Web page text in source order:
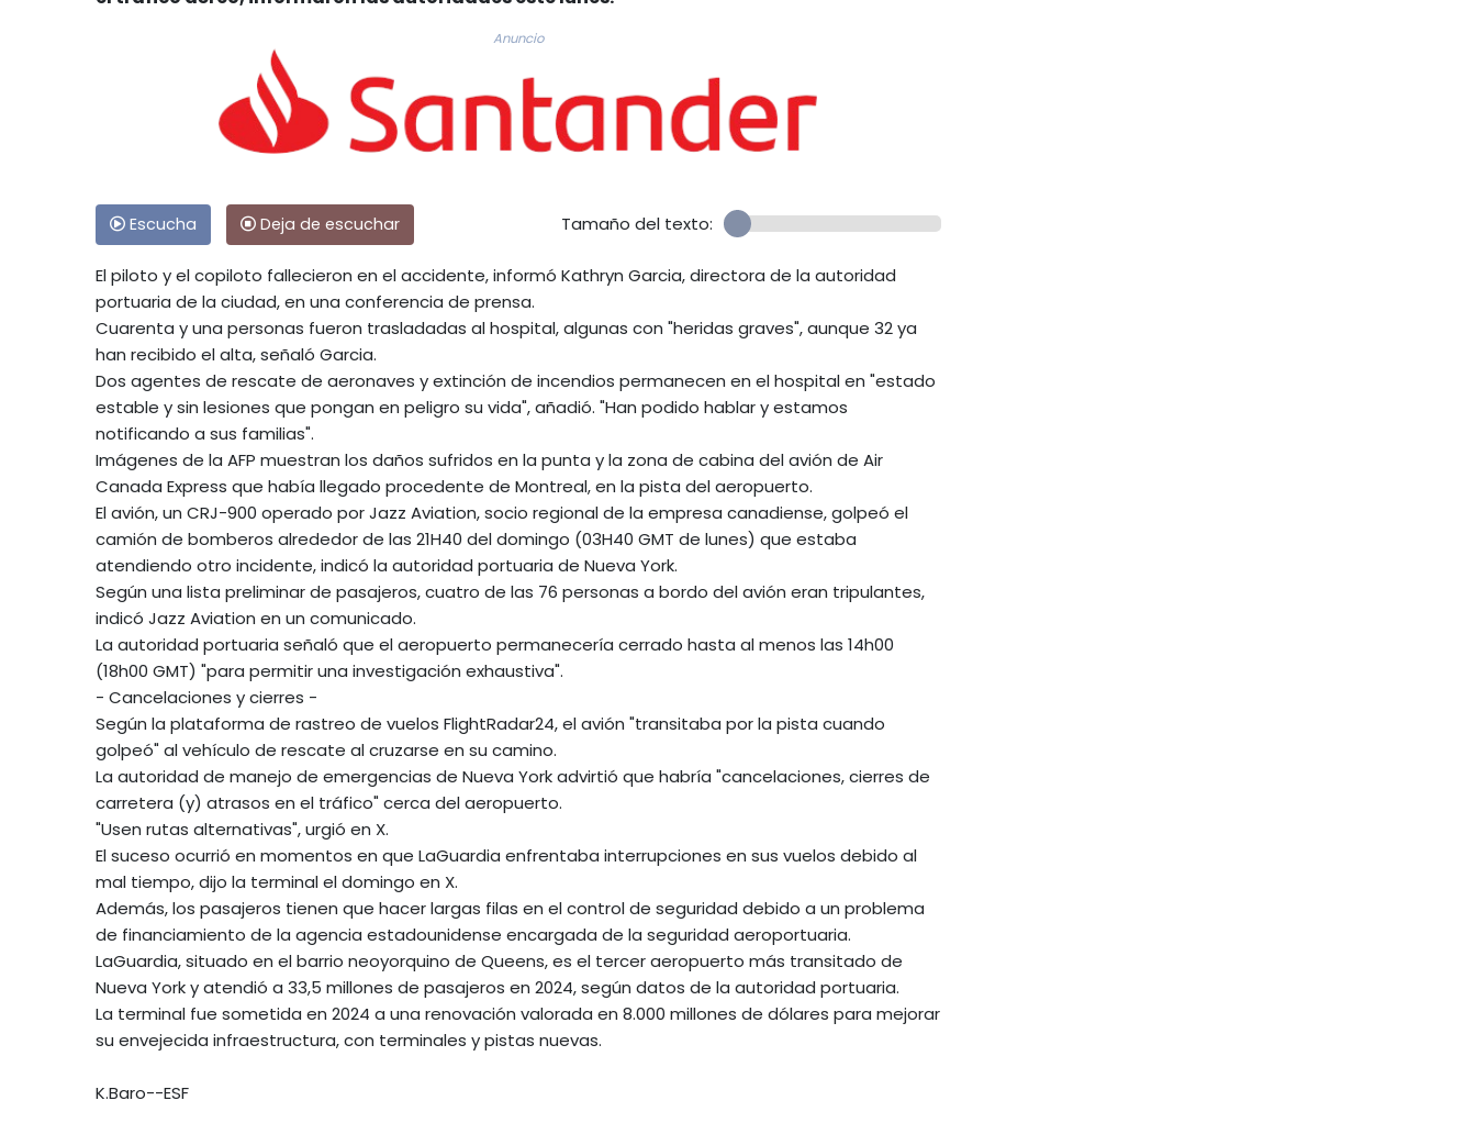
Anuncio
Escucha Deja de escuchar Tamaño del texto:
El piloto y el copiloto fallecieron en el accidente, informó Kathryn Garcia, directora de la autoridad
portuaria de la ciudad, en una conferencia de prensa.
Cuarenta y una personas fueron trasladadas al hospital, algunas con "heridas graves", aunque 32 ya
han recibido el alta, señaló Garcia.
Dos agentes de rescate de aeronaves y extinción de incendios permanecen en el hospital en "estado
estable y sin lesiones que pongan en peligro su vida", añadió. "Han podido hablar y estamos
notificando a sus familias".
Imágenes de la AFP muestran los daños sufridos en la punta y la zona de cabina del avión de Air
Canada Express que había llegado procedente de Montreal, en la pista del aeropuerto.
El avión, un CRJ-900 operado por Jazz Aviation, socio regional de la empresa canadiense, golpeó el
camión de bomberos alrededor de las 21H40 del domingo (03H40 GMT de lunes) que estaba
atendiendo otro incidente, indicó la autoridad portuaria de Nueva York.
Según una lista preliminar de pasajeros, cuatro de las 76 personas a bordo del avión eran tripulantes,
indicó Jazz Aviation en un comunicado.
La autoridad portuaria señaló que el aeropuerto permanecería cerrado hasta al menos las 14h00
(18h00 GMT) "para permitir una investigación exhaustiva".
- Cancelaciones y cierres -
Según la plataforma de rastreo de vuelos FlightRadar24, el avión "transitaba por la pista cuando
golpeó" al vehículo de rescate al cruzarse en su camino.
La autoridad de manejo de emergencias de Nueva York advirtió que habría "cancelaciones, cierres de
carretera (y) atrasos en el tráfico" cerca del aeropuerto.
"Usen rutas alternativas", urgió en X.
El suceso ocurrió en momentos en que LaGuardia enfrentaba interrupciones en sus vuelos debido al
mal tiempo, dijo la terminal el domingo en X.
Además, los pasajeros tienen que hacer largas filas en el control de seguridad debido a un problema
de financiamiento de la agencia estadounidense encargada de la seguridad aeroportuaria.
LaGuardia, situado en el barrio neoyorquino de Queens, es el tercer aeropuerto más transitado de
Nueva York y atendió a 33,5 millones de pasajeros en 2024, según datos de la autoridad portuaria.
La terminal fue sometida en 2024 a una renovación valorada en 8.000 millones de dólares para mejorar
su envejecida infraestructura, con terminales y pistas nuevas.
K.Baro--ESF